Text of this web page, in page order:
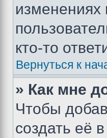
кто-то
Вернуться к
» Как мне
Чтобы
создать её